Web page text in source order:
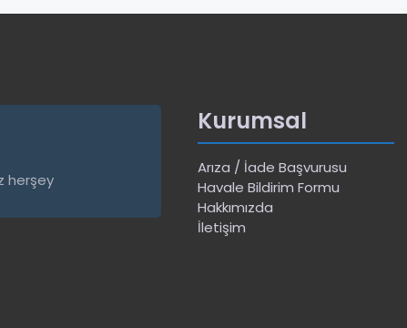
herşey
Kurumsal
Arıza / İade Başvurusu
Havale Bildirim Formu
Hakkımızda
İletişim